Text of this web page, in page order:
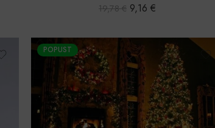
19,78€ 9,16 €
POPUST